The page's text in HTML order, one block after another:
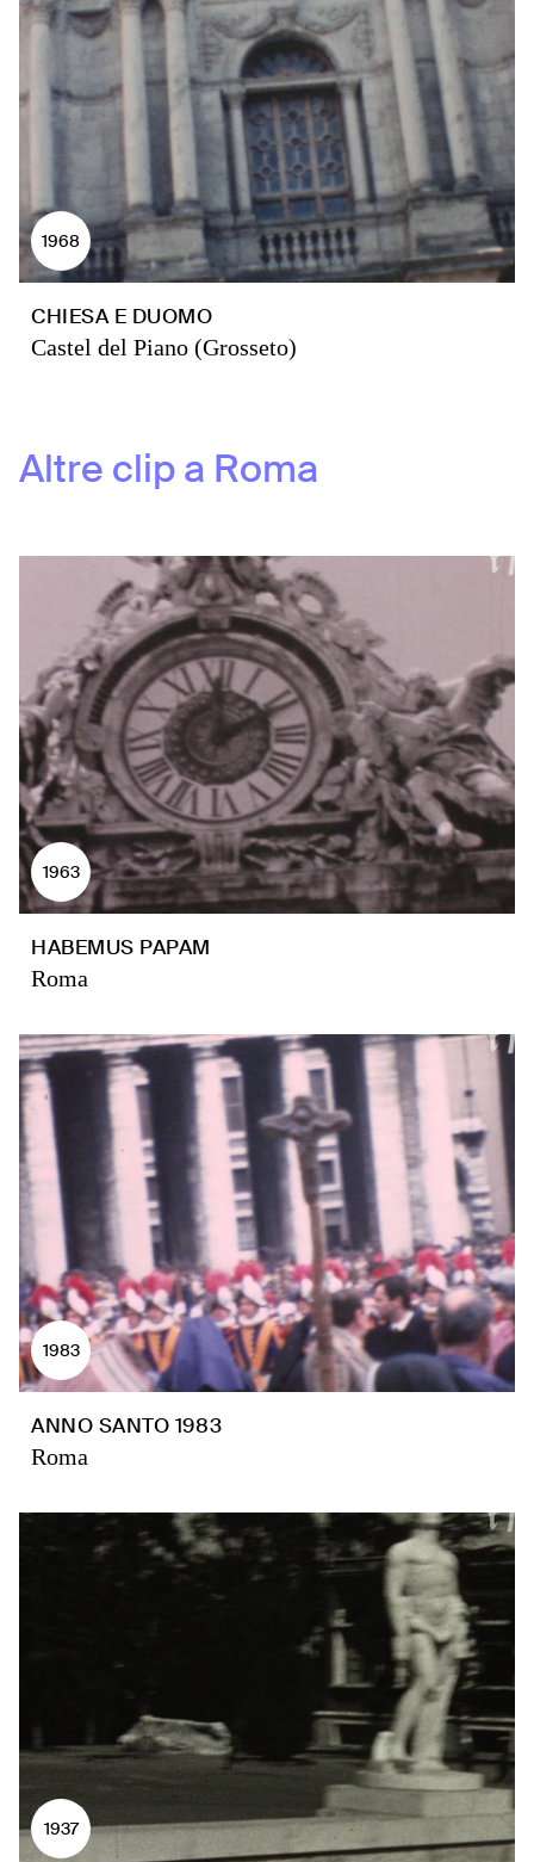
1968
CHIESA E DUOMO
Castel del Piano (Grosseto)
Altre clip a Roma
1963
HABEMUS PAPAM
Roma
1983
ANNO SANTO 1983
Roma
1937